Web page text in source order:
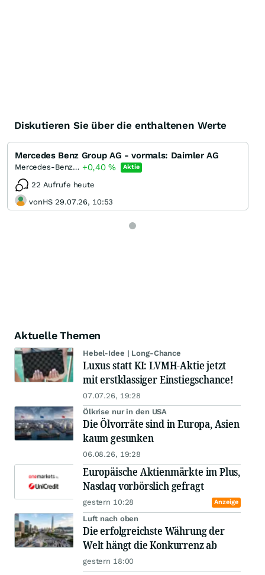
Diskutieren Sie über die enthaltenen Werte
Mercedes Benz Group AG - vormals: Daimler AG
Mercedes-Benz Group +0,40% Aktie
22 Aufrufe heute
vonHS 29.07.26, 10:53
Aktuelle Themen
Hebel-Idee | Long-Chance
Luxus statt KI: LVMH-Aktie jetzt
mit erstklassiger Einstiegschance!
07.07.26, 19:28
Ölkrise nur in den USA
Die Ölvorräte sind in Europa, Asien
kaum gesunken
06.08.26, 19:28
Europäische Aktienmärkte im Plus,
Nasdaq vorbörslich gefragt
gestern 10:28 Anzeige
Luft nach oben
Die erfolgreichste Währung der
Welt hängt die Konkurrenz ab
gestern 18:00